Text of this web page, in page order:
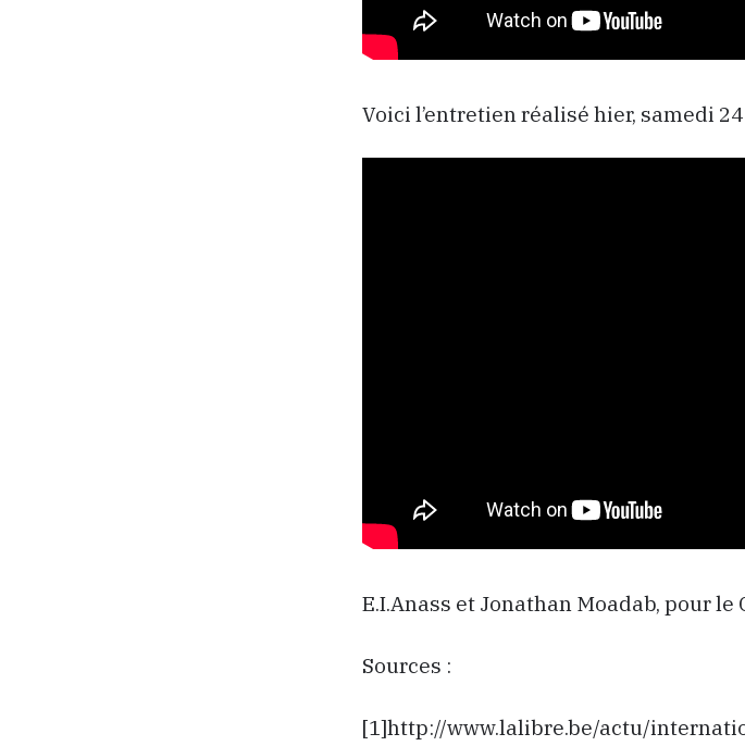
Voici l’entretien réalisé hier, samedi
E.I.Anass et Jonathan Moadab, pour
Sources :
[1]http://www.lalibre.be/actu/